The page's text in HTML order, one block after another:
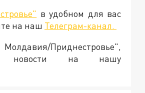
в удобном для вас
на наш Телеграм-канал.
Приднестровье",
новости на нашу